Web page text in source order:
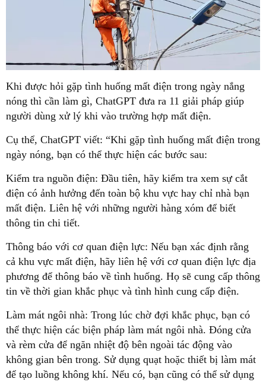
Khi được hỏi gặp tình huống mất điện trong ngày nắng
nóng thì cần làm gì, ChatGPT đưa ra 11 giải pháp giúp
người dùng xử lý khi vào trường hợp mất điện.
Cụ thể, ChatGPT viết: “Khi gặp tình huống mất điện trong
ngày nóng, bạn có thể thực hiện các bước sau:
Kiểm tra nguồn điện: Đầu tiên, hãy kiểm tra xem sự cắt
điện có ảnh hưởng đến toàn bộ khu vực hay chỉ nhà bạn
mất điện. Liên hệ với những người hàng xóm để biết
thông tin chi tiết.
Thông báo với cơ quan điện lực: Nếu bạn xác định rằng
cả khu vực mất điện, hãy liên hệ với cơ quan điện lực địa
phương để thông báo về tình huống. Họ sẽ cung cấp thông
tin về thời gian khắc phục và tình hình cung cấp điện.
Làm mát ngôi nhà: Trong lúc chờ đợi khắc phục, bạn có
thể thực hiện các biện pháp làm mát ngôi nhà. Đóng cửa
và rèm cửa để ngăn nhiệt độ bên ngoài tác động vào
không gian bên trong. Sử dụng quạt hoặc thiết bị làm mát
để tạo luồng không khí. Nếu có, bạn cũng có thể sử dụng